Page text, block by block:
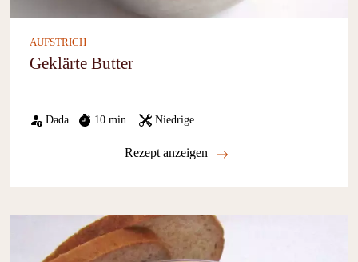
AUFSTRICH
Geklärte Butter
Dada 10 min. Niedrige
Rezept anzeigen